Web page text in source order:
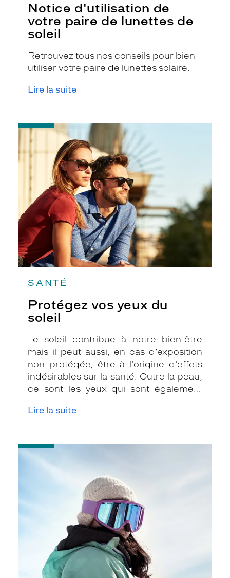
Notice d'utilisation de
votre paire de lunettes de
soleil
Retrouvez tous nos conseils pour bien
utiliser votre paire de lunettes solaire.
Lire la suite
SANTÉ
Protégez vos yeux du
soleil
Le soleil contribue à notre bien-être
mais il peut aussi, en cas d’exposition
non protégée, être à l’origine d’effets
indésirables sur la santé. Outre la peau,
ce sont les yeux qui sont également
ultraviolets (UV). Même si le soleil se fait
ville, à la mer, à la montagne, lors de
toutes les activités en extérieur.
Lire la suite
-
Protégez
vos
yeux
du
soleil
-
Montures
pour